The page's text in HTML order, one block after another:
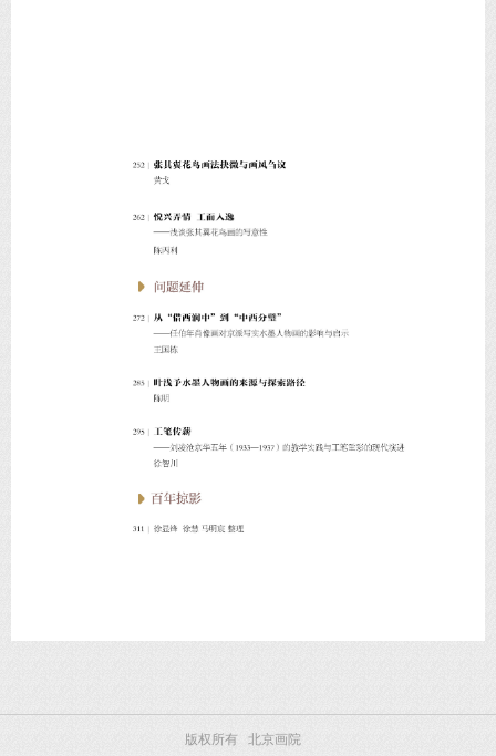
版权所有 北京画院